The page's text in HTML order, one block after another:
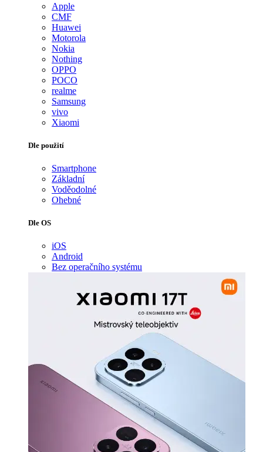
Apple
CMF
Huawei
Motorola
Nokia
Nothing
OPPO
POCO
realme
Samsung
vivo
Xiaomi
Dle použití
Smartphone
Základní
Voděodolné
Ohebné
Dle OS
iOS
Android
Bez operačního systému